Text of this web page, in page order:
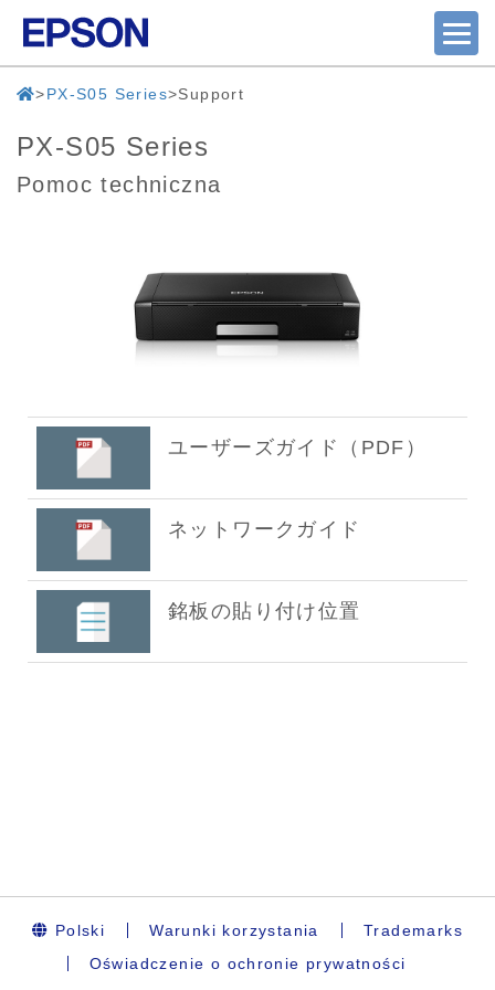
PX-S05 Series Support
PX-S05 Series
Pomoc techniczna
Polski Warunki korzystania
Trademarks
Oświadczenie o ochronie prywatności